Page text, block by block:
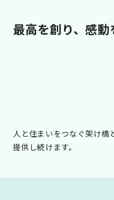
最高を創り、感動
人と住まいをつなぐ架け橋
提供し続けます。